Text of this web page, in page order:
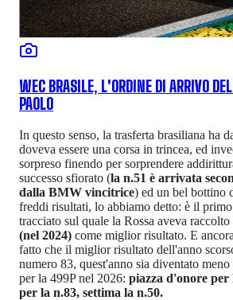
WEC BRASILE, L'ORDINE DI ARRIVO
PAOLO
In questo senso, la trasferta brasiliana ha
doveva essere una corsa in trincea, ed
sorpreso finendo per sorprendere
successo sfiorato (la n.51 è arrivata
dalla BMW vincitrice) ed un bel bottino
freddi risultati, lo abbiamo detto: è il
tracciato sul quale la Rossa aveva raccolto
(nel 2024) come miglior risultato. E
fatto che il miglior risultato dell'anno
numero 83, quest'anno sia diventato
per la 499P nel 2026: piazza d'onore per
per la n.83, settima la n.50.